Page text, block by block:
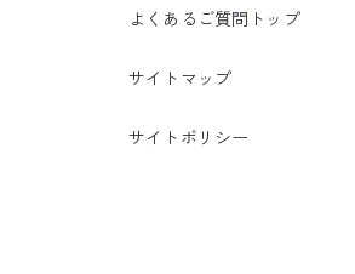
よくあるご質問トップ
サイトマップ
サイトポリシー